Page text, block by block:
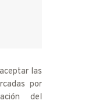
las
por
del